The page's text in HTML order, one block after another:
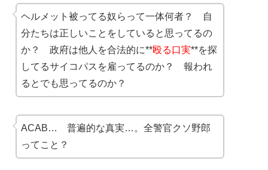
ヘルメット被ってる奴らって一体何者？ 自
分たちは正しいことをしていると思ってるの
か？ 政府は他人を合法的に**殴る口実**を探
してるサイコパスを雇ってるのか？ 報われ
るとでも思ってるのか？
ACAB… 普遍的な真実…。全警官クソ野郎
ってこと？